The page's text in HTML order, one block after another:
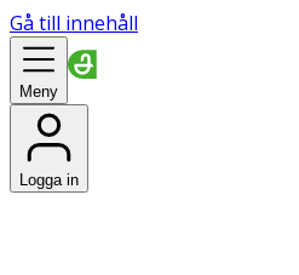
Gå till innehåll
Meny
Logga in